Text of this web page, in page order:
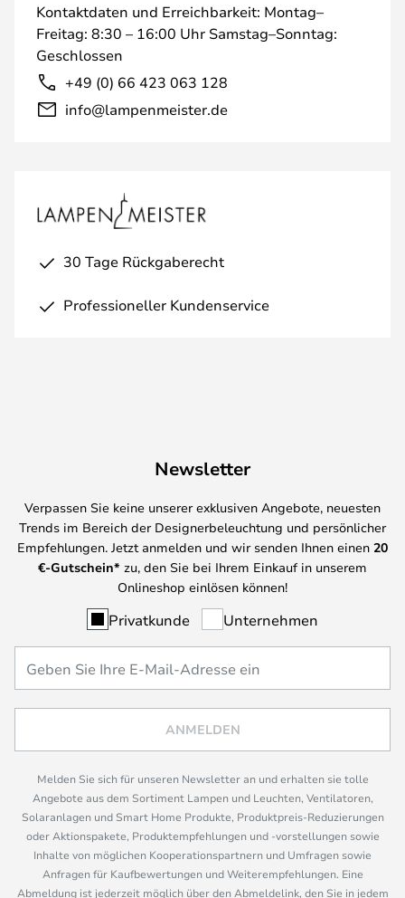
Kontaktdaten und Erreichbarkeit: Montag–
Freitag: 8:30 – 16:00 Uhr Samstag–Sonntag:
Geschlossen
+49 (0) 66 423 063 128
info@lampenmeister.de
30 Tage Rückgaberecht
Professioneller Kundenservice
Newsletter
Verpassen Sie keine unserer exklusiven Angebote, neuesten
Trends im Bereich der Designerbeleuchtung und persönlicher
Empfehlungen. Jetzt anmelden und wir senden Ihnen einen 20
€-Gutschein* zu, den Sie bei Ihrem Einkauf in unserem
Onlineshop einlösen können!
Privatkunde Unternehmen
ANMELDEN
Melden Sie sich für unseren Newsletter an und erhalten sie tolle
Angebote aus dem Sortiment Lampen und Leuchten, Ventilatoren,
Solaranlagen und Smart Home Produkte, Produktpreis-Reduzierungen
oder Aktionspakete, Produktempfehlungen und -vorstellungen sowie
Inhalte von möglichen Kooperationspartnern und Umfragen sowie
Anfragen für Kaufbewertungen und Weiterempfehlungen. Eine
Abmeldung ist jederzeit möglich über den Abmeldelink, den Sie in jedem